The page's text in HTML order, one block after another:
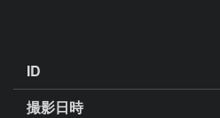
ID
撮影日時